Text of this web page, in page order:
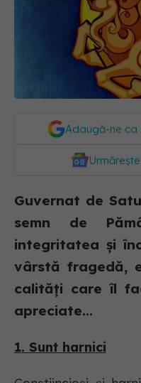
Adaugă-ne ca
Guvernat de
semn de
integritatea și
vârstă fragedă,
calități care îl
apreciate...
1. Sunt harnici